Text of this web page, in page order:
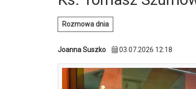
Rozmowa dnia
Joanna Suszko 03.07.2026 12:18